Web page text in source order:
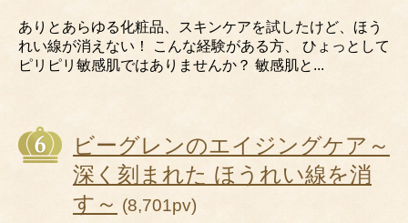
ありとあらゆる化粧品、スキンケアを試したけど、ほう
れい線が消えない！ こんな経験がある方、 ひょっとして
ピリピリ敏感肌ではありませんか？ 敏感肌と...
ビーグレンのエイジングケア～
深く刻まれた ほうれい線を消
す～ (8,701pv)